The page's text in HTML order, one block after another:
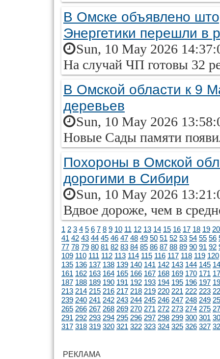
В Омске объявлено
Энергетики перешли в
Sun, 10 May 2026
На случай ЧП готовы 32
В Омской области к 9
деревьев
Sun, 10 May 2026
Новые Сады памяти
Похороны в Омской
дорогими в Сибири
Sun, 10 May 2026
Вдвое дороже, чем в
1 2 3 4 5 6 7 8 9 10 11 12 13 14 15 16 17 18 19 20
41 42 43 44 45 46 47 48 49 50 51 52 53 54 55 56
77 78 79 80 81 82 83 84 85 86 87 88 89 90 91 92
109 110 111 112 113 114 115 116 117 118 119 120
135 136 137 138 139 140 141 142 143 144 145
161 162 163 164 165 166 167 168 169 170 171
187 188 189 190 191 192 193 194 195 196 197
213 214 215 216 217 218 219 220 221 222 223
239 240 241 242 243 244 245 246 247 248 249
265 266 267 268 269 270 271 272 273 274 275
291 292 293 294 295 296 297 298 299 300 301
317 318 319 320 321 322 323 324 325 326 327
РЕКЛАМА